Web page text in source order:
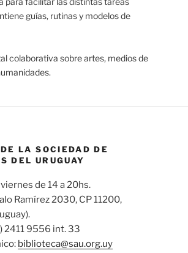
guías, rutinas y modelos de
colaborativa sobre artes, medios de
LA SOCIEDAD DE
DEL URUGUAY
de 14 a 20hs.
Ramírez 2030, CP 11200,
2411 9556 int. 33
biblioteca@sau.org.uy